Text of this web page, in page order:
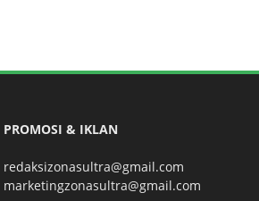
PROMOSI & IKLAN
redaksizonasultra@gmail.com
marketingzonasultra@gmail.com